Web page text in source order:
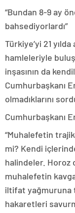
“Bundan 8-9 ay
bahsediyorlardı”
Türkiye’yi 21
hamleleriyle
inşasının da
Cumhurbaşkanı
olmadıklarını
Cumhurbaşkanı
“Muhalefetin
mi? Kendi
halindeler. Horoz
muhalefetin
iltifat yağmuruna
hakaretleri